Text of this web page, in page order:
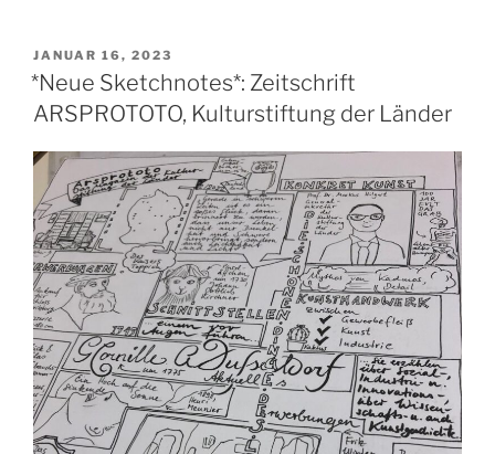
VERÖFFENTLICHT
AM
JANUAR 16, 2023
*Neue Sketchnotes*: Zeitschrift
ARSPROTOTO, Kulturstiftung der Länder